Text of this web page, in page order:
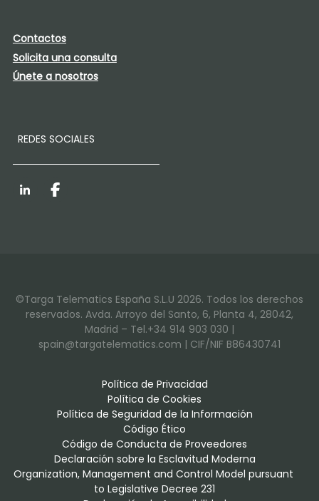
Contactos
Solicita una consulta
Únete a nosotros
REDES SOCIALES
LinkedInFacebook
©Targa Telematics España S.L.U 2026. Todos los derechos
reservados. Avda. Arroyo del Santo, 6, Planta 4, 28042,
Madrid – Tel.+34 914 903 030 |
spain@targatelematics.com | CIF/NIF B86430741
Política de Privacidad
Política de Cookies
Política de Seguridad de la Información
Código Ético
Código de Conducta de Proveedores
Declaración sobre la Esclavitud Moderna
Organization, Management and Control Model pursuant
to Legislative Decree 231